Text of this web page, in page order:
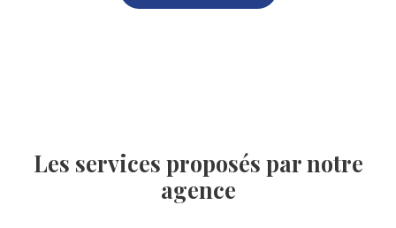
Les services proposés par notre
agence